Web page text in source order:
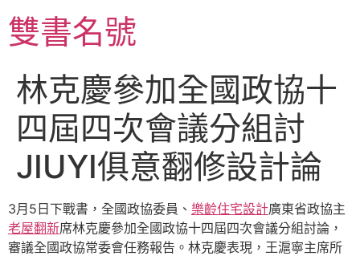
至
主雙書名號
林克慶參加全國政協十
四屆四次會議分組討
JIUYI俱意翻修設計論
3月5日下戰書，全國政協委員、 樂齡住宅設計廣東省政協主
老屋翻新席林克慶參加全國政協十四屆四次會議分組討論，
審議全國政協常委會任務報告。林克慶表現，王滬寧主席所